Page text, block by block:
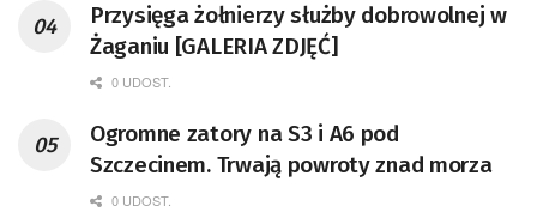
Przysięga żołnierzy służby dobrowolnej w
Żaganiu [GALERIA ZDJĘĆ]
0 UDOST.
Ogromne zatory na S3 i A6 pod
Szczecinem. Trwają powroty znad morza
0 UDOST.